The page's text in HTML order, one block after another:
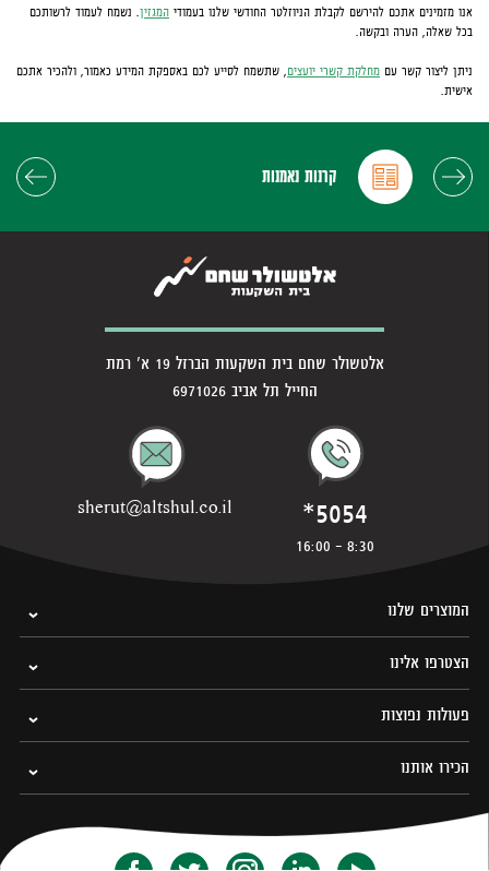
אנו מזמינים אתכם להירשם לקבלת הניוזלטר החודשי שלנו בעמודי המגזין. נשמח לעמוד לרשותכם
בכל שאלה, הערה ובקשה.
ניתן ליצור קשר עם מחלקת קשרי יועצים, שתשמח לסייע לכם באספקת המידע כאמור, ולהכיר אתכם
אישית.
משנה
קרנות נאמנות
אלטשולר שחם בית השקעות הברזל 19 א' רמת
החייל תל אביב 6971026
*5054
8:30 - 16:00
sherut@altshul.co.il
המוצרים שלנו
הצטרפו אלינו
פעולות נפוצות
הכירו אותנו